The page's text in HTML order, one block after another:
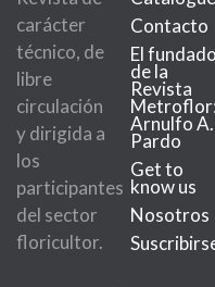
carácter
técnico, de
libre
circulación
y dirigida a
los
participantes
del sector
floricultor.
Contacto
El
de la
Revista
Metroflor:
Arnulfo A.
Pardo
Get to
know us
Nosotros